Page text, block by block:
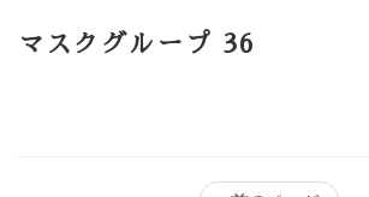
マスクグループ 36